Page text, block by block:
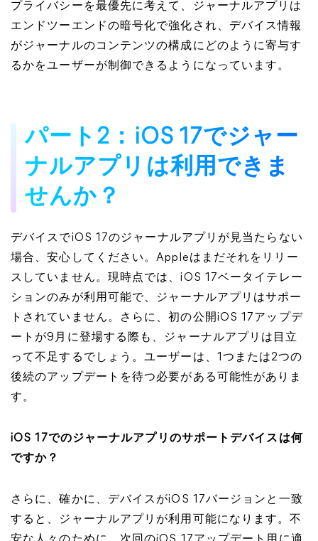
プライバシーを最優先に考えて、ジャーナルアプリは
エンドツーエンドの暗号化で強化され、デバイス情報
がジャーナルのコンテンツの構成にどのように寄与す
るかをユーザーが制御できるようになっています。
パート2：iOS 17でジャー
ナルアプリは利用できま
せんか？
デバイスでiOS 17のジャーナルアプリが見当たらない
場合、安心してください。Appleはまだそれをリリー
スしていません。現時点では、iOS 17ベータイテレー
ションのみが利用可能で、ジャーナルアプリはサポー
トされていません。さらに、初の公開iOS 17アップデ
ートが9月に登場する際も、ジャーナルアプリは目立
って不足するでしょう。ユーザーは、1つまたは2つの
後続のアップデートを待つ必要がある可能性がありま
す。
iOS 17でのジャーナルアプリのサポートデバイスは何
ですか？
さらに、確かに、デバイスがiOS 17バージョンと一致
すると、ジャーナルアプリが利用可能になります。不